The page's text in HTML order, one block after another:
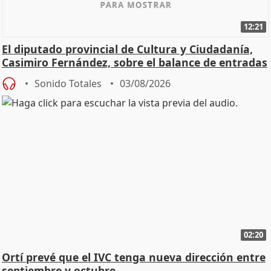
12:21
El diputado provincial de Cultura y Ciudadanía,
Casimiro Fernández, sobre el balance de entradas
Sonido Totales 03/08/2026
02:20
Ortí prevé que el IVC tenga nueva dirección entre